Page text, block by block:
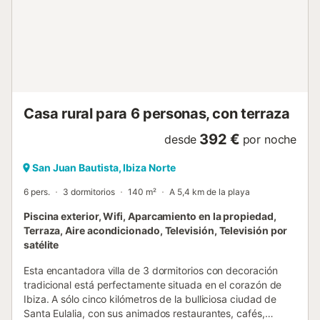
Casa rural para 6 personas, con terraza
desde 392 € por noche
San Juan Bautista, Ibiza Norte
6 pers. 3 dormitorios 140 m² A 5,4 km de la playa
Piscina exterior, Wifi, Aparcamiento en la propiedad,
Terraza, Aire acondicionado, Televisión, Televisión por
satélite
Esta encantadora villa de 3 dormitorios con decoración
tradicional está perfectamente situada en el corazón de
Ibiza. A sólo cinco kilómetros de la bulliciosa ciudad de
Santa Eulalia, con sus animados restaurantes, cafés,